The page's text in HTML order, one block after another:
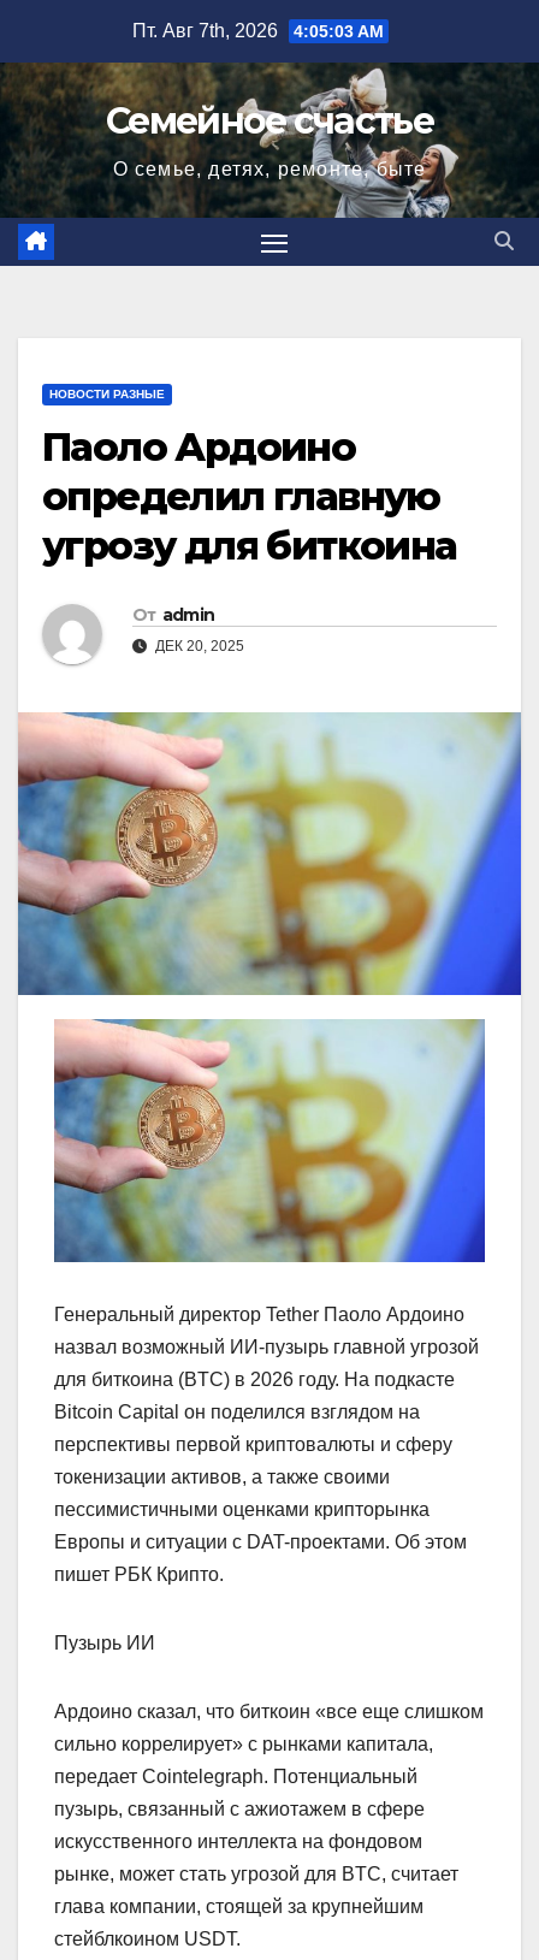
содержимому
Пт. Авг 7th, 2026 4:05:04 AM
Семейное счастье
О семье, детях, ремонте, быте
НОВОСТИ РАЗНЫЕ
Паоло Ардоино
определил главную
угрозу для биткоина
От admin
ДЕК 20, 2025
Генеральный директор Tether Паоло Ардоино
назвал возможный ИИ-пузырь главной угрозой
для биткоина (BTC) в 2026 году. На подкасте
Bitcoin Capital он поделился взглядом на
перспективы первой криптовалюты и сферу
токенизации активов, а также своими
пессимистичными оценками крипторынка
Европы и ситуации с DAT-проектами. Об этом
пишет РБК Крипто.
Пузырь ИИ
Ардоино сказал, что биткоин «все еще слишком
сильно коррелирует» с рынками капитала,
передает Cointelegraph. Потенциальный
пузырь, связанный с ажиотажем в сфере
искусственного интеллекта на фондовом
рынке, может стать угрозой для BTC, считает
глава компании, стоящей за крупнейшим
стейблкоином USDT.